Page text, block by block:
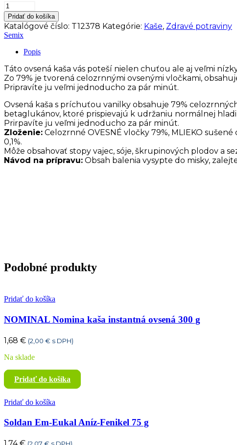
množstvo
SEMIX
Ovsená
kaša
s
vanilkovou
príchuťou
s
nízkym
obsahom
cukru
65
g
Pridať do košíka
Katalógové číslo: T12378 Kategórie: Kaše, Zdravé potraviny
Semix
Popis
Táto ovsená kaša vás poteší nielen chuťou ale aj veľmi
Zo 79% je tvorená celozrnnými ovsenými vločkami,
Pripravíte ju veľmi jednoducho za pár minút.
Ovsená kaša s príchuťou vanilky obsahuje 79%
betaglukánov, ktoré prispievajú k udržaniu normálnej
Prirpavíte ju veľmi jednoducho za pár minút.
Zloženie: Celozrnné OVESNÉ vločky 79%, MLIEKO
0,1%.
Môže obsahovať stopy vajec, sóje, škrupinových plodov a
Návod na prípravu: Obsah balenia vysypte do misky,
Podobné produkty
Pridať do košíka
NOMINAL Nomina kaša instantná ovsená 300 g
1,68 € (2,00 € s DPH)
Na sklade
Pridať do košíka
Pridať do košíka
Soldan Em-Eukal Aníz-Fenikel 75 g